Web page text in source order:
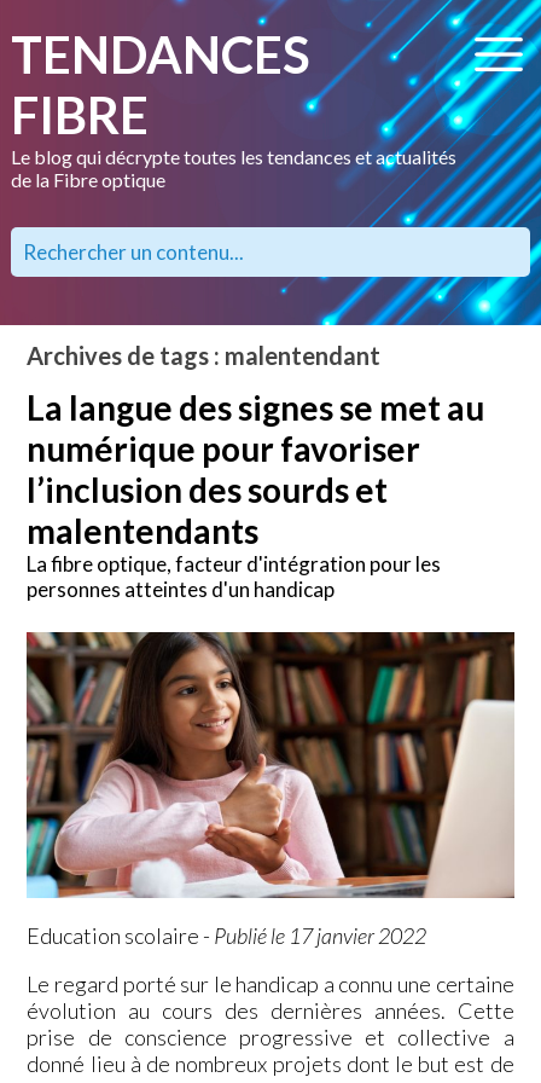
TENDANCES
FIBRE
Le blog qui décrypte toutes les tendances et actualités
de la Fibre optique
Archives de tags : malentendant
La langue des signes se met au
numérique pour favoriser
l’inclusion des sourds et
malentendants
La fibre optique, facteur d'intégration pour les
personnes atteintes d'un handicap
Education scolaire - Publié le 17 janvier 2022
Le regard porté sur le handicap a connu une certaine
évolution au cours des dernières années. Cette
prise de conscience progressive et collective a
donné lieu à de nombreux projets dont le but est de